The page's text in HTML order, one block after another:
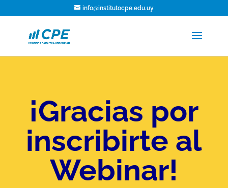
info@institutocpe.edu.uy
¡Gracias por
inscribirte al
Webinar!